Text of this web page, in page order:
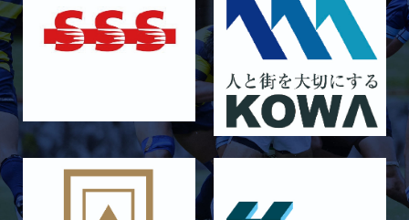
2025/12/12
GALLERY
12月13日 大阪体育大学
GALLERY
11月30日 同志社大学
2025/11/29
GALLERY
11月29日 同志社大学Jr.col.
2025/11/23
GALLERY
11月23日 摂南大学